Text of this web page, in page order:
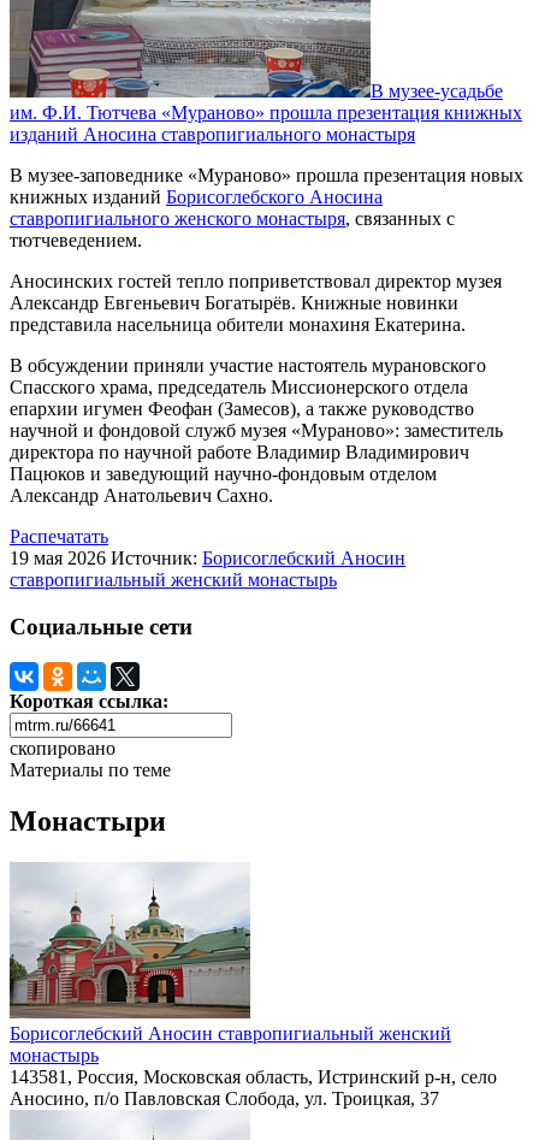
В музее-усадьбе
им. Ф.И. Тютчева «Мураново» прошла презентация книжных
изданий Аносина ставропигиального монастыря
В музее-заповеднике «Мураново» прошла презентация новых
книжных изданий Борисоглебского Аносина
ставропигиального женского монастыря, связанных с
тютчеведением.
Аносинских гостей тепло поприветствовал директор музея
Александр Евгеньевич Богатырёв. Книжные новинки
представила насельница обители монахиня Екатерина.
В обсуждении приняли участие настоятель мурановского
Спасского храма, председатель Миссионерского отдела
епархии игумен Феофан (Замесов), а также руководство
научной и фондовой служб музея «Мураново»: заместитель
директора по научной работе Владимир Владимирович
Пацюков и заведующий научно-фондовым отделом
Александр Анатольевич Сахно.
Распечатать
19 мая 2026 Источник: Борисоглебский Аносин
ставропигиальный женский монастырь
Социальные сети
Короткая ссылка:
скопировано
Материалы по теме
Монастыри
Борисоглебский Аносин ставропигиальный женский
монастырь
143581, Россия, Московская область, Истринский р-н, село
Аносино, п/о Павловская Слобода, ул. Троицкая, 37